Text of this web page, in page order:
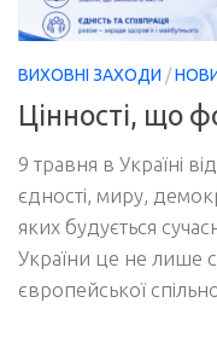
ВИХОВНІ ЗАХОДИ /
Цінності, що
9 травня в Україні
єдності, миру,
яких будується
України це не лише
європейської